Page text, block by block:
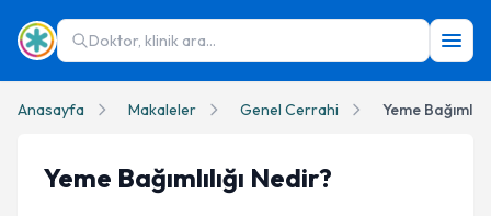
Doktor, klinik ara...
Anasayfa Makaleler Genel Cerrahi Yeme
Yeme Bağımlılığı Nedir?